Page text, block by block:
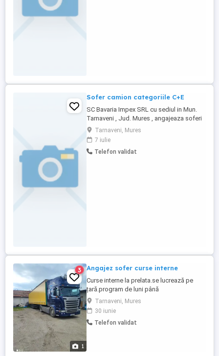
Sofer camion categoriile C+E
SC Bavaria Impex SRL cu sediul in Mun.
Tarnaveni , Jud. Mures , angajeaza soferi
profesionisti categoria C+E in conditii
foarte avantajoase pentru curse tur-retur
Romania-Germania. Se va transporta
marfa in semiremorci frigorifice. Vei
Tarnaveni, Mures
7 iulie
Telefon validat
1
3 Angajez sofer curse interne
Curse interne la prelata.se lucrează pe
țară.program de luni până
vineri.weekendul liber.salar de la 6500ron
Tarnaveni, Mures
30 iunie
Telefon validat